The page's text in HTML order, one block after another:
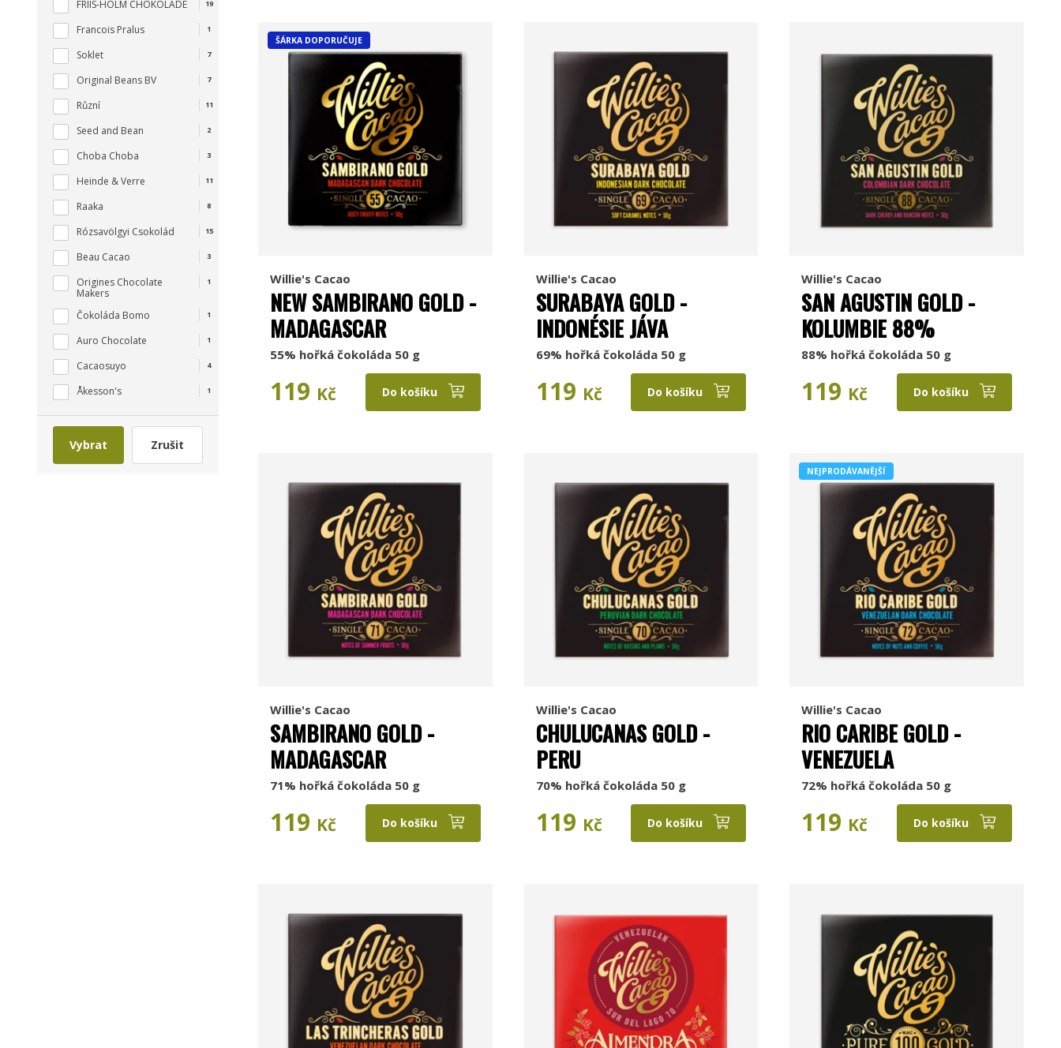
ŠÁRKA DOPORUČUJE
Willie's Cacao
NEW SAMBIRANO GOLD -
MADAGASCAR
55% hořká čokoláda 50 g
119 Kč Do košíku
Willie's Cacao
SURABAYA GOLD -
INDONÉSIE JÁVA
69% hořká čokoláda 50 g
119 Kč Do košíku
Willie's Cacao
SAN AGUSTIN GOLD -
KOLUMBIE 88%
88% hořká čokoláda 50 g
119 Kč Do košíku
Willie's Cacao
SAMBIRANO GOLD -
MADAGASCAR
71% hořká čokoláda 50 g
119 Kč Do košíku
Willie's Cacao
CHULUCANAS GOLD -
PERU
70% hořká čokoláda 50 g
119 Kč Do košíku
NEJPRODÁVANĚJŠÍ
Willie's Cacao
RIO CARIBE GOLD -
VENEZUELA
72% hořká čokoláda 50 g
119 Kč Do košíku
FRIIS-HOLM CHOKOLADE 19
Francois Pralus 1
Soklet 7
Original Beans BV 7
Různí 11
Seed and Bean 2
Choba Choba 3
Heinde & Verre 11
Raaka 8
Rózsavölgyi Csokolád 15
Beau Cacao 3
Origines Chocolate
Makers
1
Čokoláda Bomo 1
Auro Chocolate 1
Cacaosuyo 4
Åkesson's 1
Vybrat Zrušit